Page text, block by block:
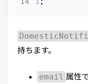
持ちます。
email 属性